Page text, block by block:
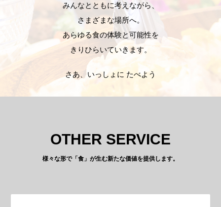
みんなとともに考えながら、
さまざまな場所へ。
あらゆる食の体験と可能性を
きりひらいていきます。
さあ、いっしょに たべよう
OTHER SERVICE
様々な形で「食」が生む新たな価値を提供します。